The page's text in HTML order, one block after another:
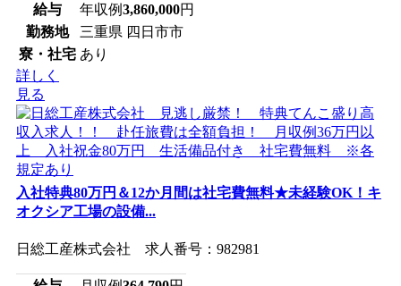
給与
年収例3,860,000円
勤務地
三重県 四日市市
寮・社宅 あり
詳しく
見る
入社特典80万円＆12か月間は社宅費無料★未経験OK！キ
オクシア工場の設備...
日総工産株式会社 求人番号：982981